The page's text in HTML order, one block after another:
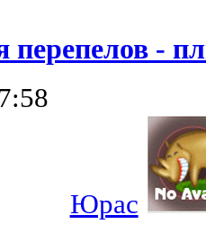
перепелов -
Юрас